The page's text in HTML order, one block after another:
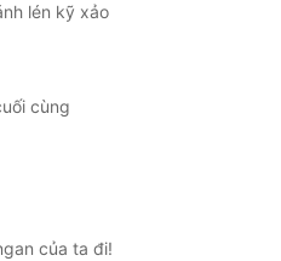
lén kỹ xảo
cùng
của ta đi!